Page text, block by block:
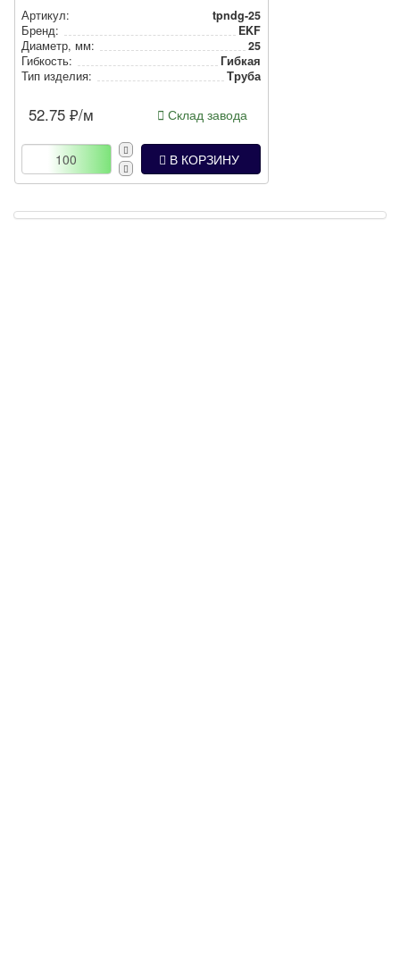
Артикул:
tpndg-25
Бренд:
EKF
Диаметр, мм:
25
Гибкость:
Гибкая
Тип изделия:
Труба
52.75 ₽/м Склад завода
В КОРЗИНУ